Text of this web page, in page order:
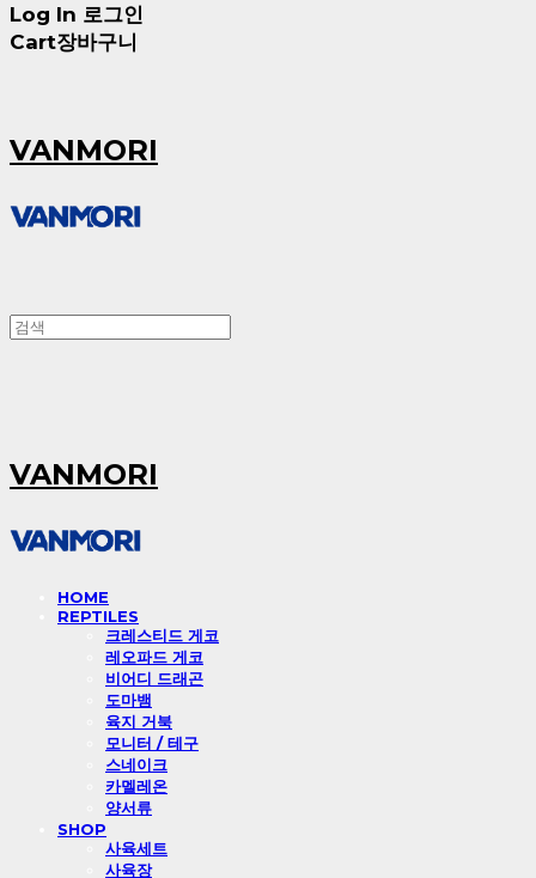
Log In 로그인
Cart장바구니
VANMORI
VANMORI
HOME
REPTILES
크레스티드 게코
레오파드 게코
비어디 드래곤
도마뱀
육지 거북
모니터 / 테구
스네이크
카멜레온
양서류
SHOP
사육세트
사육장